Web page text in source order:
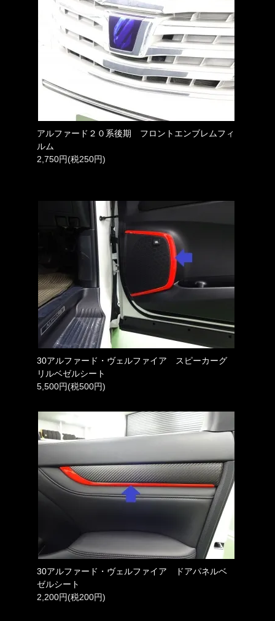
アルファード２０系後期 フロントエンブレムフィ
ルム
2,750円(税250円)
30アルファード・ヴェルファイア スピーカーグ
リルベゼルシート
5,500円(税500円)
30アルファード・ヴェルファイア ドアパネルベ
ゼルシート
2,200円(税200円)